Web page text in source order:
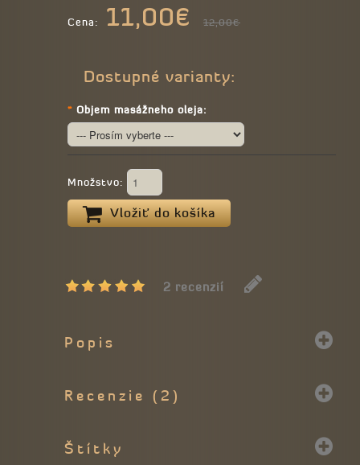
Cena: 11,00€ 12,00€
Dostupné varianty:
* Objem masážneho oleja:
Množstvo:
Vložiť do košíka
2 recenzií
Popis
Recenzie (2)
Štítky